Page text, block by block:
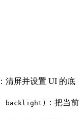
：清屏并设置 UI 的底
backlight)
：把当前